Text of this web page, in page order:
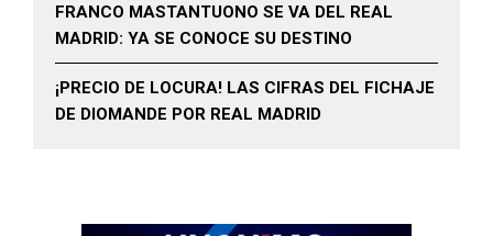
FRANCO MASTANTUONO SE VA DEL REAL
MADRID: YA SE CONOCE SU DESTINO
¡PRECIO DE LOCURA! LAS CIFRAS DEL FICHAJE
DE DIOMANDE POR REAL MADRID